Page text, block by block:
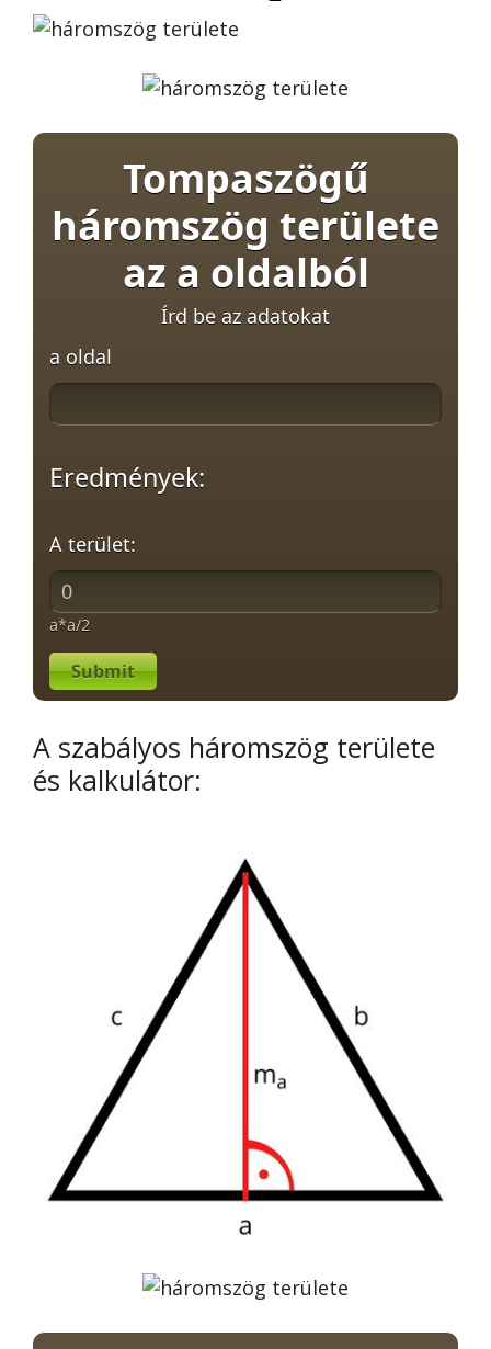
Tompaszögű
háromszög területe
az a oldalból
Írd be az adatokat
a oldal
Eredmények:
A terület:
a*a/2
Submit
A szabályos háromszög területe
és kalkulátor: